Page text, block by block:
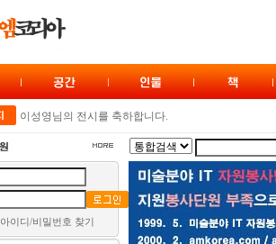
이성영님의 전시를 축하합니다.
봄봄 전을 축하드립니다.
ART 2007 ZERO展
임은자 작가님의 전시를 축하합니다.
최상협 작가님의 전시를 축하합니다.
‘봄’ 만화로 말하다 (카툰) 전을 축하합니다.
아이디/비밀번호 찾기